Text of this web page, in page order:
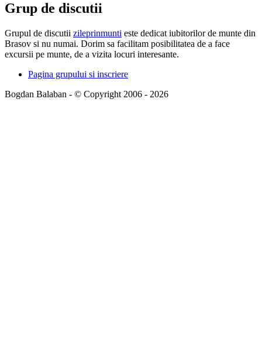
Grup de discutii
Grupul de discutii zileprinmunti este dedicat iubitorilor de munte din
Brasov si nu numai. Dorim sa facilitam posibilitatea de a face
excursii pe munte, de a vizita locuri interesante.
Pagina grupului si inscriere
Bogdan Balaban - © Copyright 2006 - 2026